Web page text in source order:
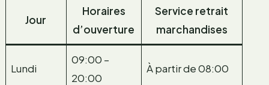
Jour
Horaires
d’ouverture
Service retrait
marchandises
Lundi
09:00 –
20:00
À partir de 08:00